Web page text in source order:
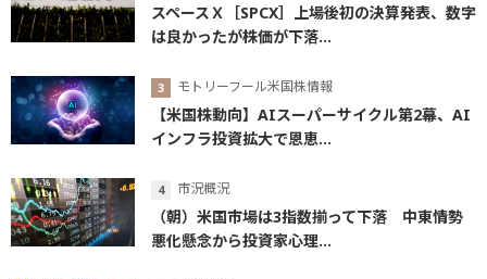
スペースＸ［SPCX］上場後初の決算発表、数字
は良かったが株価が下落...
モトリーフール米国株情報
【米国株動向】AIスーパーサイクル第2幕、AI
インフラ投資拡大で恩恵...
市況概況
（朝）米国市場は3指数揃って下落 中東情勢
悪化懸念から投資家心理...